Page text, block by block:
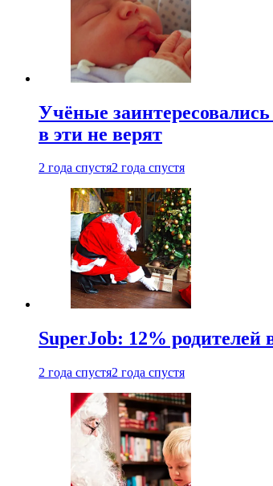
Учёные
в эти не верят
2 года спустя2 года спустя
SuperJob: 12% родителей
2 года спустя2 года спустя